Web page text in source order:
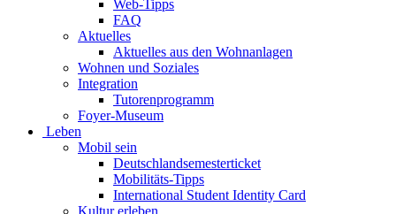
Web-Tipps
FAQ
Aktuelles
Aktuelles aus den Wohnanlagen
Wohnen und Soziales
Integration
Tutorenprogramm
Foyer-Museum
Leben
Mobil sein
Deutschlandsemesterticket
Mobilitäts-Tipps
International Student Identity Card